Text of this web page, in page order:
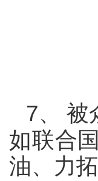
7、
被
如联合
油、力拓